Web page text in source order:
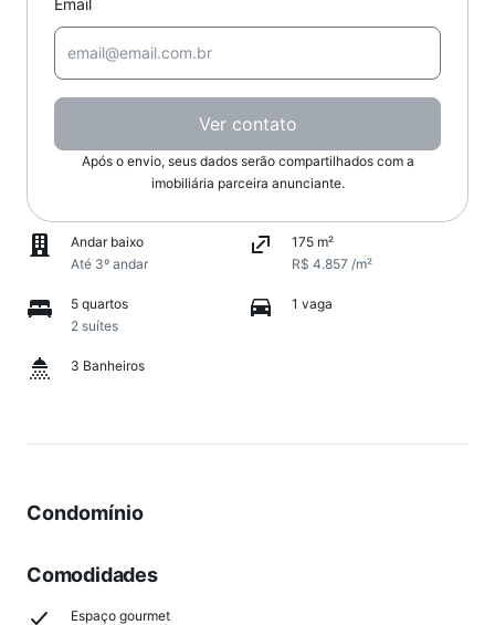
Email
Ver contato
Após o envio, seus dados serão compartilhados com a
imobiliária parceira anunciante.
Andar baixo
Até 3º andar
175 m²
R$ 4.857 /m²
5 quartos
2 suítes
1 vaga
3 Banheiros
Condomínio
Comodidades
Espaço gourmet